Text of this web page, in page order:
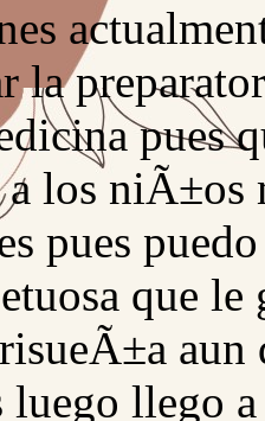
la
pues
los niÃ±os
pues
que
aun
luego llego